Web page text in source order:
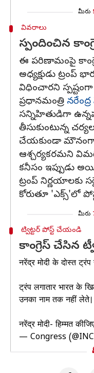
మీరు
వివరాలు
స్పందించిన
ఈ పరిణామంపై
అధ్యక్షుడు ట్రంప్‌
విధించారని
ప్రధానమంత్రి
సన్నిహితుడిగా
తీసుకుంటున్న
చేయకుండా
ఆశ్చర్యకరమని
కనీసం ఇప్పుడు
ట్రంప్‌ నిర్ణయాలకు
కోరుతూ 'ఎక్స్‌'లో
మీరు
ట్విట్టర్ పోస్ట్ చేయండి
కాంగ్రెస్‌ చేసిన
नरेंद्र मोदी के दोस्त
ट्रंप लगातार भारत के
उनका नाम तक नहीं लेते।
नरेंद्र मोदी- हिम्मत
— Congress